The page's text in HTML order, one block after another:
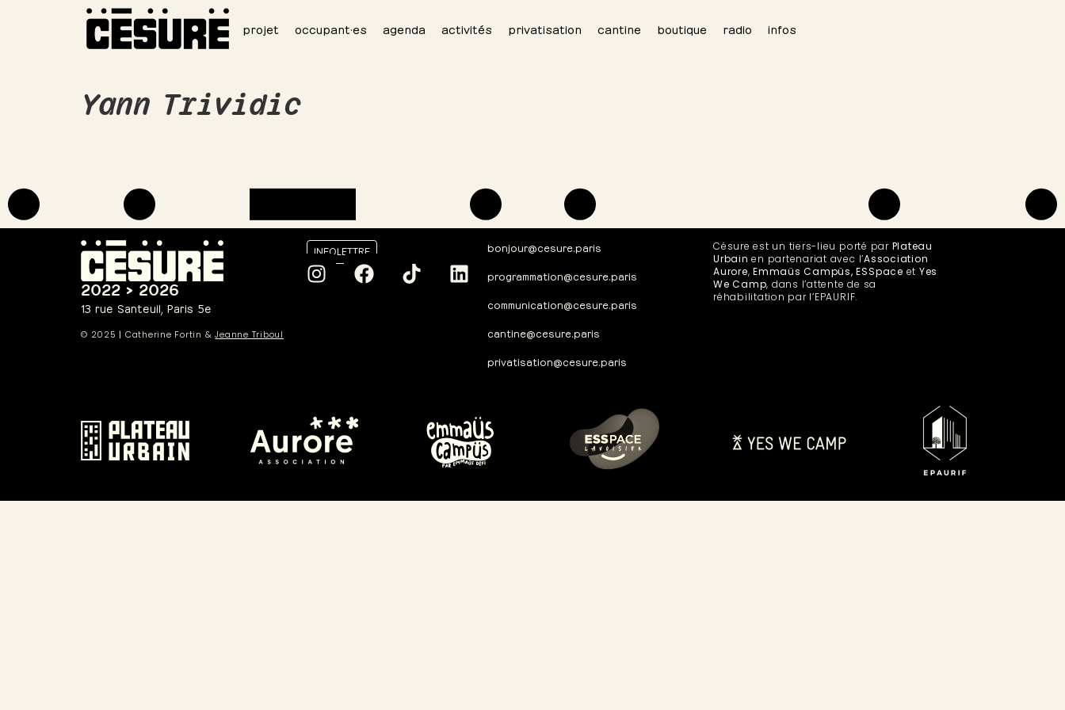
projet occupant·es agenda activités privatisation cantine boutique radio infos
Yann Trividic
2022 > 2026
13 rue Santeuil, Paris 5e
© 2025| Catherine Fortin &Jeanne Triboul
INFOLETTRE bonjour@cesure.paris
programmation@cesure.paris
communication@cesure.paris
cantine@cesure.paris
privatisation@cesure.paris
Césure est un tiers-lieu porté par Plateau
Urbain en partenariat avec l’Association
Aurore,Emmaüs Campüs, ESSpace et Yes
We Camp, dans l’attente de sa
réhabilitation par l’EPAURIF.